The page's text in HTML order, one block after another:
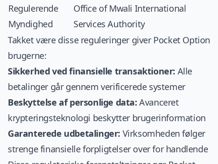
Regulerende
Myndighed
Office of Mwali International
Services Authority
Takket være disse reguleringer giver Pocket Option
brugerne:
Sikkerhed ved finansielle transaktioner: Alle
betalinger går gennem verificerede systemer
Beskyttelse af personlige data: Avanceret
krypteringsteknologi beskytter brugerinformation
Garanterede udbetalinger: Virksomheden følger
strenge finansielle forpligtelser over for handlende